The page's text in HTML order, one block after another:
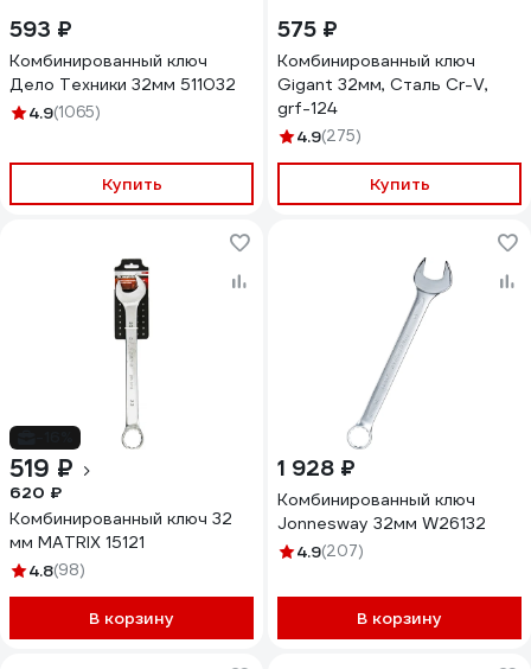
593 ₽
Комбинированный ключ
Дело Техники 32мм 511032
4.9(1065)
Купить
575 ₽
Комбинированный ключ
Gigant 32мм, Сталь Cr-V,
grf-124
4.9(275)
Купить
519 ₽
620 ₽
Комбинированный ключ 32
мм MATRIX 15121
4.8(98)
В корзину
1 928 ₽
Комбинированный ключ
Jonnesway 32мм W26132
4.9(207)
В корзину